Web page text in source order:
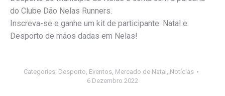
do Clube Dão Nelas Runners.
Inscreva-se e ganhe um kit de participante. Natal e
Desporto de mãos dadas em Nelas!
Categories: Desporto Eventos Mercado de Natal
Notícias
6 Dezembro 2022